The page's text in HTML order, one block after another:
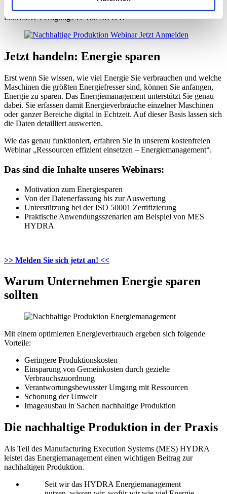
und Personal. Damit das gelingt, brauchen Sie flexible und
innovative Fertigungs-IT von MPDV.
Jetzt handeln: Energie sparen
Erst wenn Sie wissen, wie viel Energie Sie verbrauchen und welche
Maschinen die größten Energiefresser sind, können Sie anfangen,
Energie zu sparen. Das Energiemanagement unterstützt Sie genau
dabei. Sie erfassen damit Energieverbräuche einzelner Maschinen
oder ganzer Bereiche digital in Echtzeit. Auf dieser Basis lassen sich
die Daten detailliert auswerten.
Wie das genau funktioniert, erfahren Sie in unserem kostenfreien
Webinar „Ressourcen effizient einsetzen – Energiemanagement“.
Das sind die Inhalte unseres Webinars:
Motivation zum Energiesparen
Von der Datenerfassung bis zur Auswertung
Unterstützung bei der ISO 50001 Zertifizierung
Praktische Anwendungsszenarien am Beispiel von MES
HYDRA
>> Melden Sie sich jetzt an! <<
Warum Unternehmen Energie sparen
sollten
Mit einem optimierten Energieverbrauch ergeben sich folgende
Vorteile:
Geringere Produktionskosten
Einsparung von Gemeinkosten durch gezielte
Verbrauchszuordnung
Verantwortungsbewusster Umgang mit Ressourcen
Schonung der Umwelt
Imageausbau in Sachen nachhaltige Produktion
Die nachhaltige Produktion in der Praxis
Als Teil des Manufacturing Execution Systems (MES) HYDRA
leistet das Energiemanagement einen wichtigen Beitrag zur
nachhaltigen Produktion.
Seit wir das HYDRA Energiemanagement